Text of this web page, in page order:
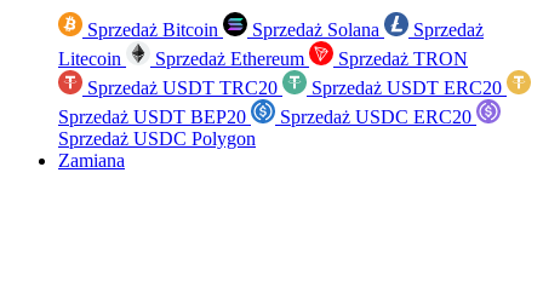
Sprzedaż Bitcoin Sprzedaż Solana
Sprzedaż
Litecoin
Sprzedaż Ethereum
Sprzedaż TRON
Sprzedaż USDT TRC20
Sprzedaż USDT ERC20
Sprzedaż USDT BEP20
Sprzedaż USDC ERC20
Sprzedaż USDC Polygon
Zamiana